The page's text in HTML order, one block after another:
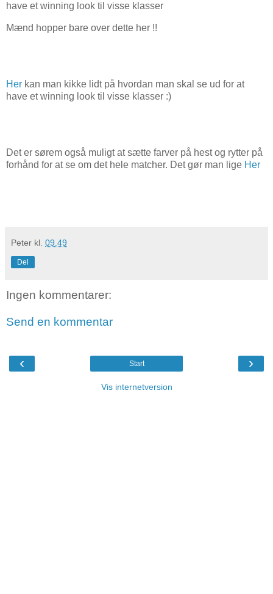
have et winning look til visse klasser
Mænd hopper bare over dette her !!
Her kan man kikke lidt på hvordan man skal se ud for at
have et winning look til visse klasser :)
Det er sørem også muligt at sætte farver på hest og rytter på
forhånd for at se om det hele matcher. Det gør man lige Her
Peter kl. 09.49
Del
Ingen kommentarer:
Send en kommentar
‹ ›
Start
Vis internetversion